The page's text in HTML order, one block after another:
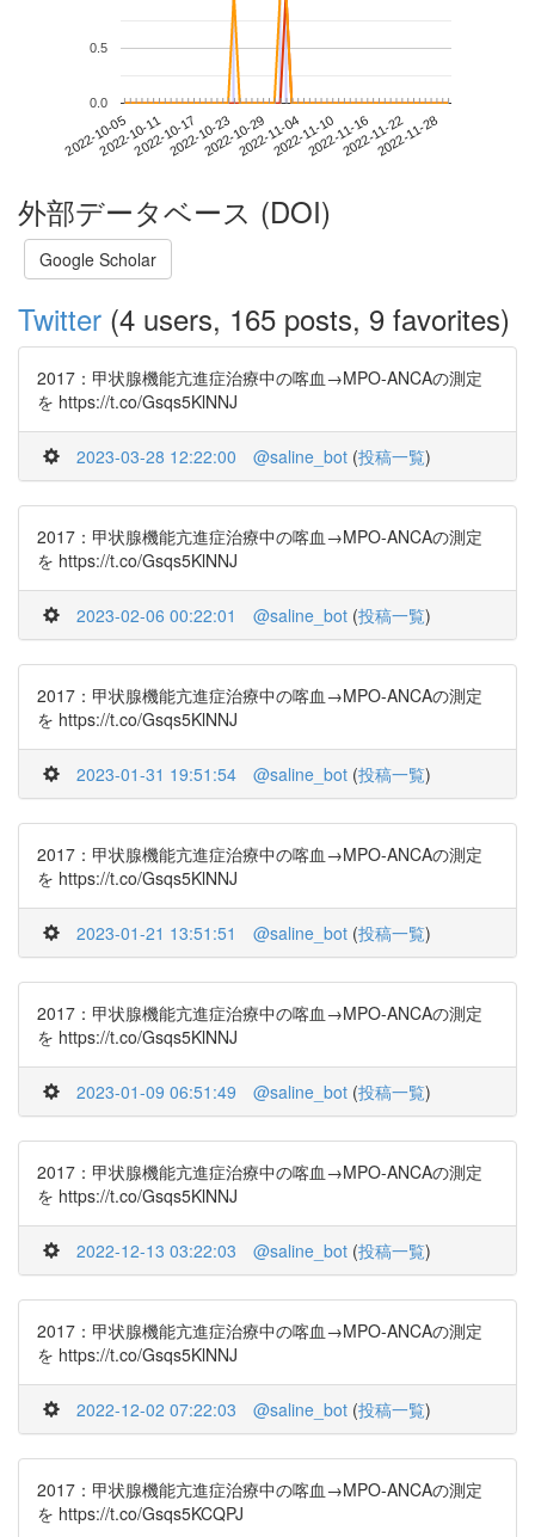
2022-10-052022-10-112022-10-172022-10-232022-10-292022-11-042022-11-102022-11-162022-11-222022-11-28
0.0
0.5
外部データベース (DOI)
Google Scholar
Twitter (4 users, 165 posts, 9 favorites)
2017：甲状腺機能亢進症治療中の喀血→MPO-ANCAの測定
を https://t.co/Gsqs5KlNNJ
2023-03-28 12:22:00 @saline_bot (投稿一覧)
2017：甲状腺機能亢進症治療中の喀血→MPO-ANCAの測定
を https://t.co/Gsqs5KlNNJ
2023-02-06 00:22:01 @saline_bot (投稿一覧)
2017：甲状腺機能亢進症治療中の喀血→MPO-ANCAの測定
を https://t.co/Gsqs5KlNNJ
2023-01-31 19:51:54 @saline_bot (投稿一覧)
2017：甲状腺機能亢進症治療中の喀血→MPO-ANCAの測定
を https://t.co/Gsqs5KlNNJ
2023-01-21 13:51:51 @saline_bot (投稿一覧)
2017：甲状腺機能亢進症治療中の喀血→MPO-ANCAの測定
を https://t.co/Gsqs5KlNNJ
2023-01-09 06:51:49 @saline_bot (投稿一覧)
2017：甲状腺機能亢進症治療中の喀血→MPO-ANCAの測定
を https://t.co/Gsqs5KlNNJ
2022-12-13 03:22:03 @saline_bot (投稿一覧)
2017：甲状腺機能亢進症治療中の喀血→MPO-ANCAの測定
を https://t.co/Gsqs5KlNNJ
2022-12-02 07:22:03 @saline_bot (投稿一覧)
2017：甲状腺機能亢進症治療中の喀血→MPO-ANCAの測定
を https://t.co/Gsqs5KCQPJ